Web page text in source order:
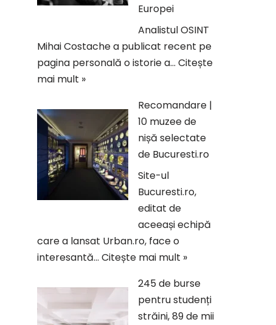
Europei
Analistul OSINT
Mihai Costache a publicat recent pe
pagina personală o istorie a… Citește
mai mult »
Recomandare |
10 muzee de
nișă selectate
de Bucuresti.ro
Site-ul
Bucuresti.ro,
editat de
aceeași echipă
care a lansat Urban.ro, face o
interesantă… Citește mai mult »
245 de burse
pentru studenți
străini, 89 de mii